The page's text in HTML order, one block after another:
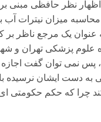
اظهار نظر حافظی مبنی
میزان نیترات آب
عنوان یک مرجع ناظر بر
علوم پزشکی تهران و
پس نمی توان گفت اجازه
به دست ایشان نرسیده
چرا که حکم حکومتی